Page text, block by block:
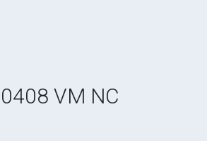
VM NC